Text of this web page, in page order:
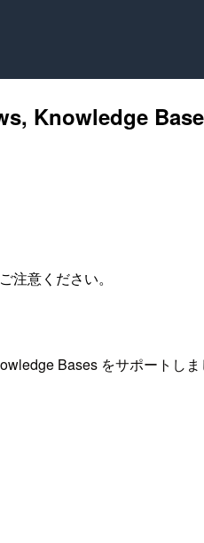
Knowledge
意ください。
Bases をサポートしま